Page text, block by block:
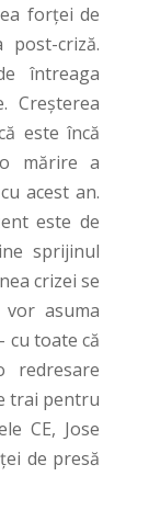
forței de
criză.
întreaga
Creşterea
este încă
mărire a
acest an.
este de
sprijinul
crizei se
vor asuma
cu toate că
trai pentru
CE, Jose
de presă